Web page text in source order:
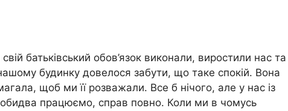
батьківський обов’язок виконали, виростили нас та
будинку довелося забути, що таке спокій. Вона
щоб ми її розважали. Все б нічого, але у нас із
обидва працюємо, справ повно. Коли ми в чомусь